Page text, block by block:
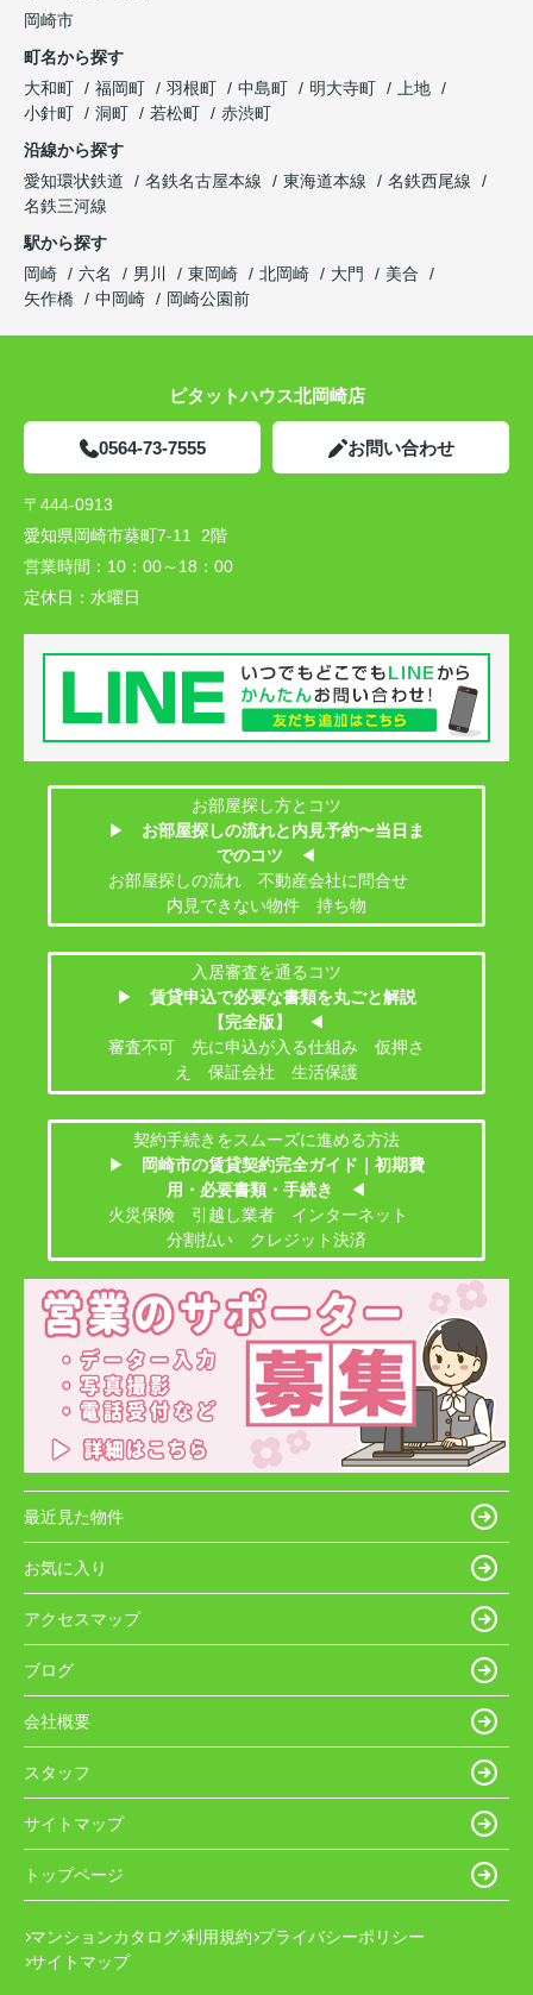
岡崎市
町名から探す
大和町
福岡町 羽根町 中島町 明大寺町
上地
小針町
洞町 若松町
赤渋町
沿線から探す
愛知環状鉄道
名鉄名古屋本線 東海道本線
名鉄西尾線
名鉄三河線
駅から探す
岡崎
六名 男川 東岡崎 北岡崎 大門
美合
矢作橋
中岡崎 岡崎公園前
ピタットハウス北岡崎店
0564-73-7555 お問い合わせ
〒444-0913
愛知県岡崎市葵町7-11 2階
営業時間： 10：00～18：00
定休日： 水曜日
お部屋探し方とコツ
▶
お部屋探しの流れと内見予約〜当日ま
でのコツ
◀
お部屋探しの流れ 不動産会社に問合せ
内見できない物件 持ち物
入居審査を通るコツ
▶
賃貸申込で必要な書類を丸ごと解説
【完全版】
◀
審査不可 先に申込が入る仕組み 仮押さ
え 保証会社 生活保護
契約手続きをスムーズに進める方法
▶
岡崎市の賃貸契約完全ガイド｜初期費
用・必要書類・手続き
◀
火災保険 引越し業者 インターネット
分割払い クレジット決済
最近見た物件
お気に入り
アクセスマップ
ブログ
会社概要
スタッフ
サイトマップ
トップページ
マンションカタログ 利用規約 プライバシーポリシー
サイトマップ